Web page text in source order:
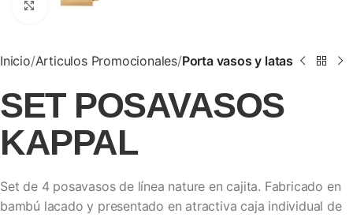
Clic para ampliar
Inicio Articulos Promocionales Porta vasos y latas
SET POSAVASOS
KAPPAL
Set de 4 posavasos de línea nature en cajita. Fabricado en
bambú lacado y presentado en atractiva caja individual de